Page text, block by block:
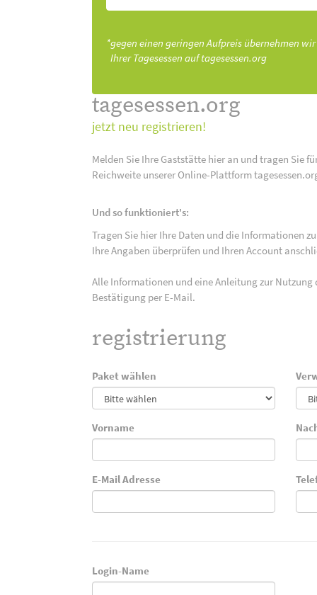
*gegen einen geringen Aufpreis übernehmen
Ihrer Tagesessen auf tagesessen.org
tagesessen.org
jetzt neu registrieren!
Melden Sie Ihre Gaststätte hier an und tragen Sie
Reichweite unserer Online-Plattform
Und so funktioniert's:
Tragen Sie hier Ihre Daten und die Informationen
Ihre Angaben überprüfen und Ihren Account
Alle Informationen und eine Anleitung zur
Bestätigung per E-Mail.
registrierung
Paket wählen
Vorname
E-Mail Adresse
Login-Name